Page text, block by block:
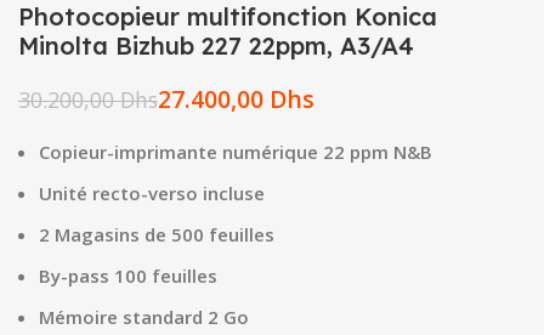
Photocopieur multifonction Konica
Minolta Bizhub 227 22ppm, A3/A4
30.200,00Dhs27.400,00 Dhs
Copieur-imprimante numérique 22 ppm N&B
Unité recto-verso incluse
2 Magasins de 500 feuilles
By-pass 100 feuilles
Mémoire standard 2 Go